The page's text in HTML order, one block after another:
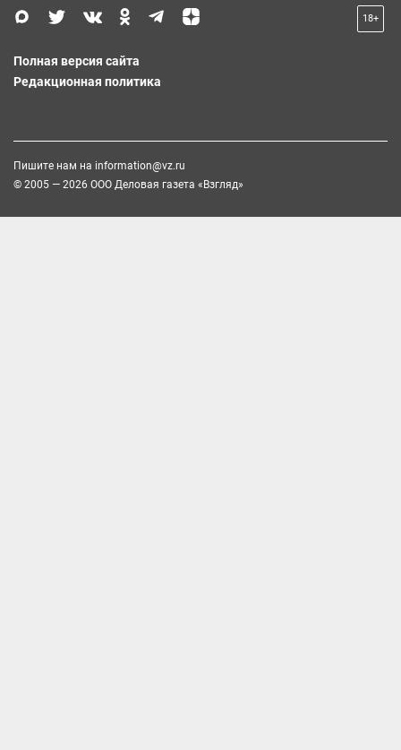
18+
Полная версия сайта
Редакционная политика
Пишите нам на information@vz.ru
© 2005 — 2026 ООО Деловая газета «Взгляд»